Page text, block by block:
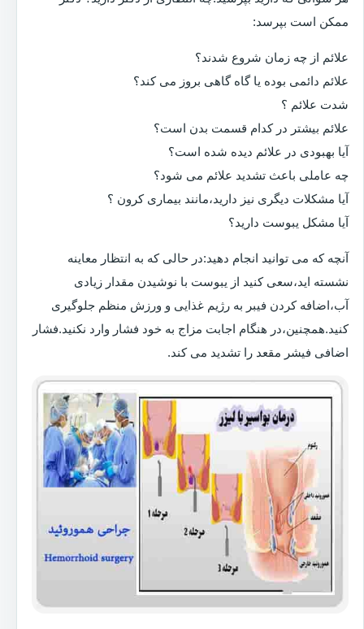
ممکن است بپرسد:
علائم از چه زمان شروع شدند؟
علائم دائمی بوده یا گاه گاهی بروز می کند؟
شدت علائم ؟
علائم بیشتر در کدام قسمت بدن است؟
آیا بهبودی در علائم دیده شده است؟
چه عاملی باعث تشدید علائم می شود؟
آیا مشکلات دیگری نیز دارید،مانند بیماری کرون ؟
آیا مشکل یبوست دارید؟
آنچه که می توانید انجام دهید:در حالی که به انتظار معاینه
نشسته اید،سعی کنید از یبوست با نوشیدن مقدار زیادی
آب،اضافه کردن فیبر به رژیم غذایی و ورزش منظم جلوگیری
کنید.همچنین،در هنگام اجابت مزاج به خود فشار وارد نکنید.فشار
اضافی فیشر مقعد را تشدید می کند.